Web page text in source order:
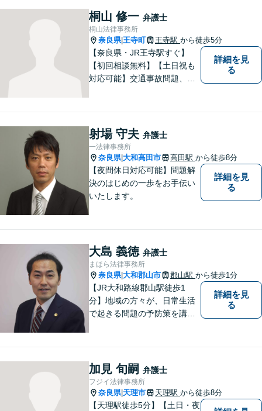
桐山 修一 弁護士
桐山法律事務所
奈良県|王寺町 王寺駅 から徒歩5分
【奈良県・JR王寺駅すぐ】
【初回相談無料】【土日祝も
対応可能】交通事故問題、遺
提供しています。
詳細を見
る
射場 守夫 弁護士
一法律事務所
奈良県|大和高田市 高田駅 から徒歩8分
【夜間休日対応可能】問題解
決のはじめの一歩をお手伝い
いたします。
詳細を見
る
大島 義徳 弁護士
まほら法律事務所
奈良県|大和郡山市 郡山駅 から徒歩1分
【JR大和路線郡山駅徒歩1
分】地域の方々が、日常生活
で起きる問題の予防策を講じ
身近な弁護士を目指していま
す。
詳細を見
る
加見 旬嗣 弁護士
フジイ法律事務所
奈良県| 天理市 天理駅 から徒歩8分
【天理駅徒歩5分】【土日・夜